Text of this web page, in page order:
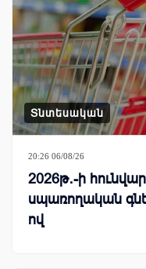
Տնտեսական
20:26 06/08/26
2026թ․-ի
սպառողական
ով